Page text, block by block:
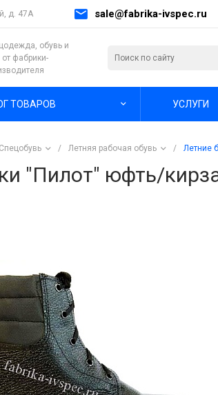
д. 47А sale@fabrika-ivspec.ru
обувь и
фабрики-
ТОВАРОВ УСЛУГИ
Спецобувь / Летняя рабочая обувь / Летние
"Пилот" юфть/